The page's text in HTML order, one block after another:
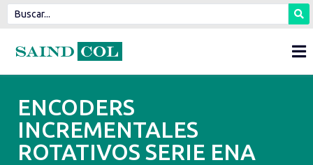
ENCODERS
INCREMENTALES
ROTATIVOS SERIE ENA